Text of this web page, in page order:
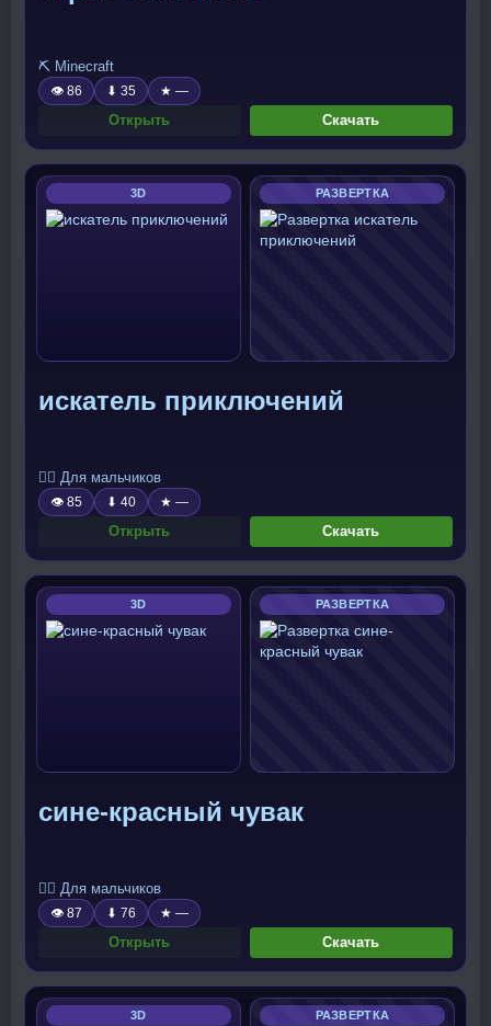
⛏️ Minecraft
👁 86 ⬇ 35 ★ —
Открыть Скачать
3D РАЗВЕРТКА
искатель приключений
🧍‍♂️ Для мальчиков
👁 85 ⬇ 40 ★ —
Открыть Скачать
3D РАЗВЕРТКА
сине-красный чувак
🧍‍♂️ Для мальчиков
👁 87 ⬇ 76 ★ —
Открыть Скачать
3D РАЗВЕРТКА